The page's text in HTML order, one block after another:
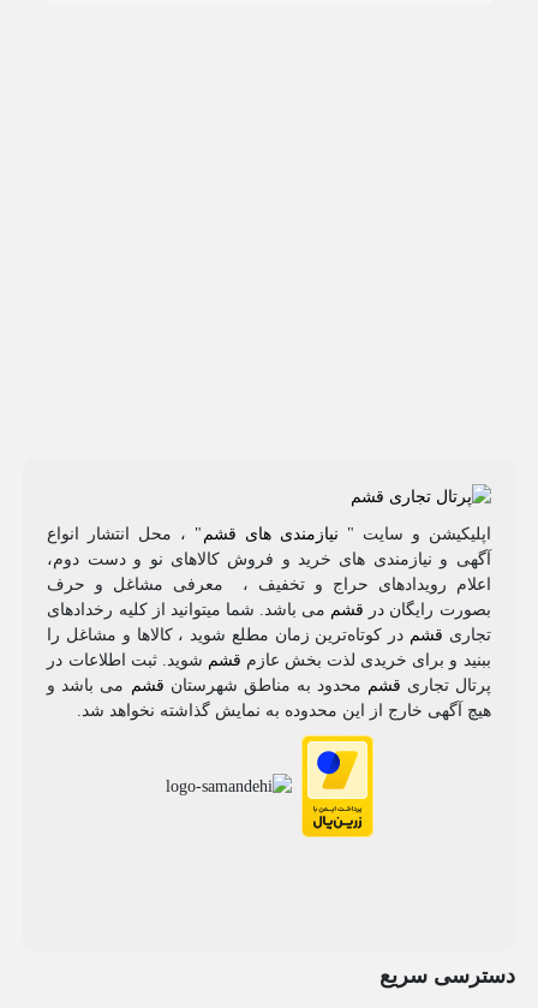
اپلیکیشن و سایت " نیازمندی های قشم " ، محل انتشار انواع
آگهی و نیازمندی های خرید و فروش کالاهای نو و دست‌ دوم،
اعلام رویدادهای حراج و تخفیف ، معرفی مشاغل و حرف
بصورت رایگان در قشم می باشد. شما میتوانید از کلیه رخدادهای
تجاری قشم در کوتاه‌ترین زمان مطلع شوید ، کالاها و مشاغل را
ببنید و برای خریدی لذت بخش عازم قشم شوید. ثبت اطلاعات در
پرتال تجاری قشم محدود به مناطق شهرستان قشم می باشد و
هیچ آگهی خارج از این محدوده به نمایش گذاشته نخواهد شد.
دسترسی سریع